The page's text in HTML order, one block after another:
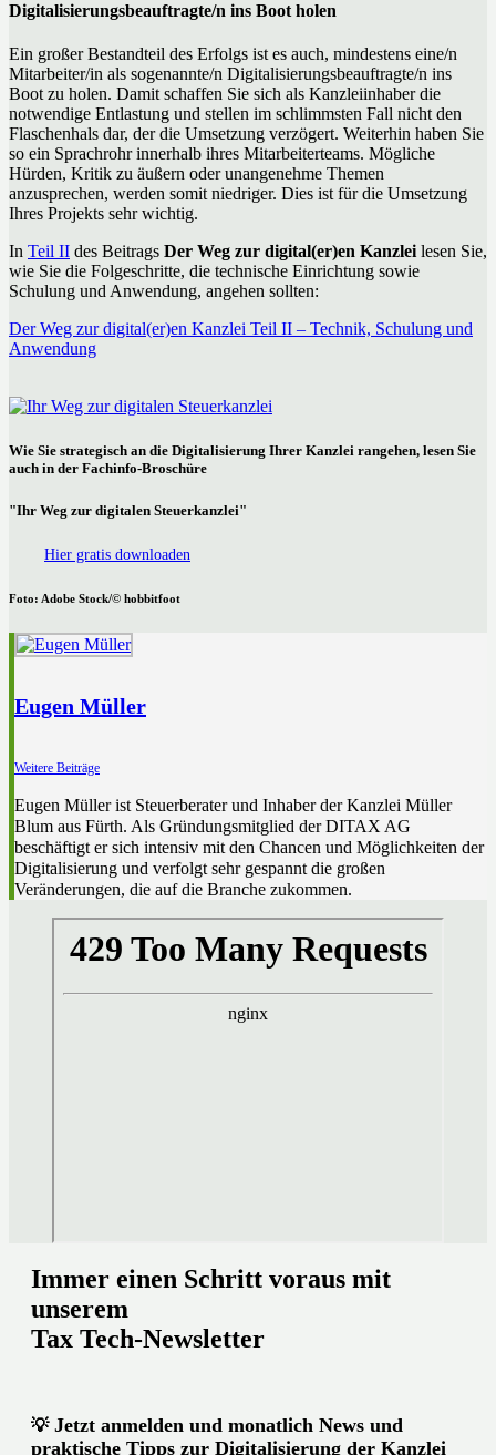
Digitalisierungsbeauftragte/n ins Boot holen
Ein großer Bestandteil des Erfolgs ist es auch, mindestens eine/n
Mitarbeiter/in als sogenannte/n Digitalisierungsbeauftragte/n ins
Boot zu holen. Damit schaffen Sie sich als Kanzleiinhaber die
notwendige Entlastung und stellen im schlimmsten Fall nicht den
Flaschenhals dar, der die Umsetzung verzögert. Weiterhin haben Sie
so ein Sprachrohr innerhalb ihres Mitarbeiterteams. Mögliche
Hürden, Kritik zu äußern oder unangenehme Themen
anzusprechen, werden somit niedriger. Dies ist für die Umsetzung
Ihres Projekts sehr wichtig.
In Teil II des Beitrags Der Weg zur digital(er)en Kanzlei lesen Sie,
wie Sie die Folgeschritte, die technische Einrichtung sowie
Schulung und Anwendung, angehen sollten:
Der Weg zur digital(er)en Kanzlei Teil II – Technik, Schulung und
Anwendung
Wie Sie strategisch an die Digitalisierung Ihrer Kanzlei rangehen, lesen Sie
auch in der Fachinfo-Broschüre
"Ihr Weg zur digitalen Steuerkanzlei"
Hier gratis downloaden
Foto: Adobe Stock/© hobbitfoot
Eugen Müller
Weitere Beiträge
Eugen Müller ist Steuerberater und Inhaber der Kanzlei Müller
Blum aus Fürth. Als Gründungsmitglied der DITAX AG
beschäftigt er sich intensiv mit den Chancen und Möglichkeiten der
Digitalisierung und verfolgt sehr gespannt die großen
Veränderungen, die auf die Branche zukommen.
Immer einen Schritt voraus mit
unserem
Tax Tech-Newsletter
💡Jetzt anmelden und monatlich News und
praktische Tipps zur Digitalisierung der Kanzlei